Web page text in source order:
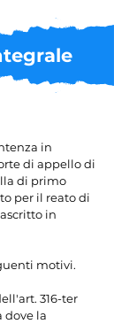
in
di appello di
di primo
per il reato di
in
motivi.
316-ter
dove la